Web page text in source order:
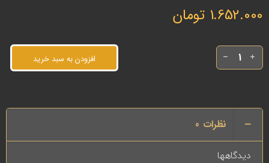
1.652.000 تومان
افزودن به سبد خرید
نظرات 0
دیدگاهها